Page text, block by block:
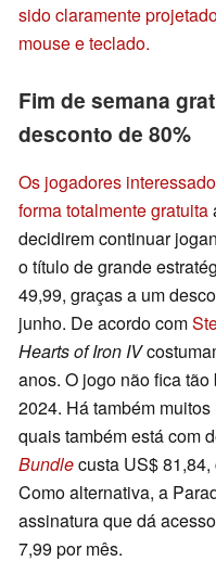
sido claramente
mouse e teclado.
Fim de semana
desconto de 80%
Os jogadores
forma totalmente gratuita
decidirem continuar
o título de grande
49,99, graças a um
junho. De acordo com
Hearts of Iron IV
anos. O jogo não fica
2024. Há também
quais também está com
Bundlecusta US$
Como alternativa, a
assinatura que dá
7,99 por mês.